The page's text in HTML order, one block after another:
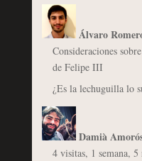
Álvaro
Consideraciones
de Felipe III
¿Es la lechuguilla lo
Damià
4 visitas, 1 semana,